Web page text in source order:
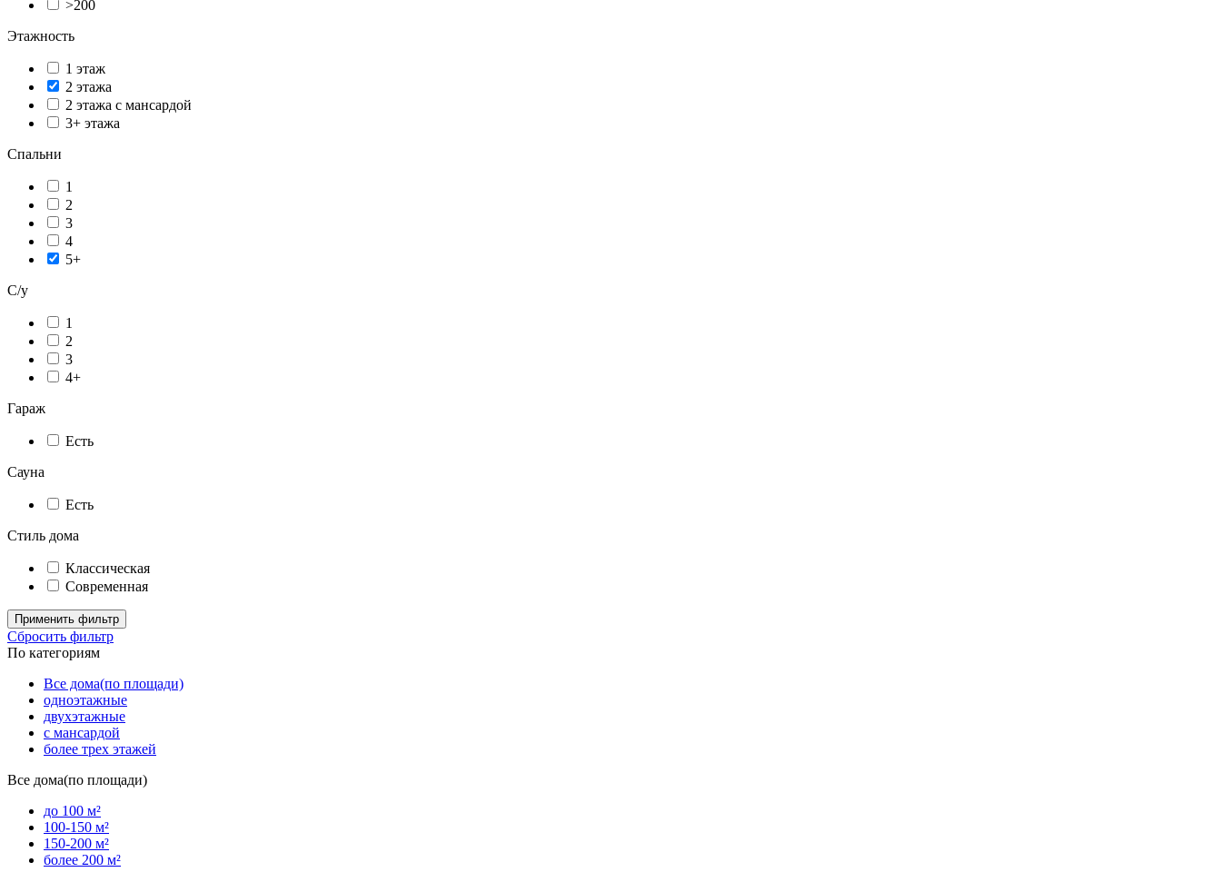
>200
Этажность
1 этаж
2 этажа
2 этажа с мансардой
3+ этажа
Спальни
1
2
3
4
5+
С/у
1
2
3
4+
Гараж
Есть
Сауна
Есть
Стиль дома
Классическая
Современная
Применить фильтр
Сбросить фильтр
По категориям
Все дома(по площади)
одноэтажные
двухэтажные
с мансардой
более трех этажей
Все дома(по площади)
до 100 м²
100-150 м²
150-200 м²
более 200 м²